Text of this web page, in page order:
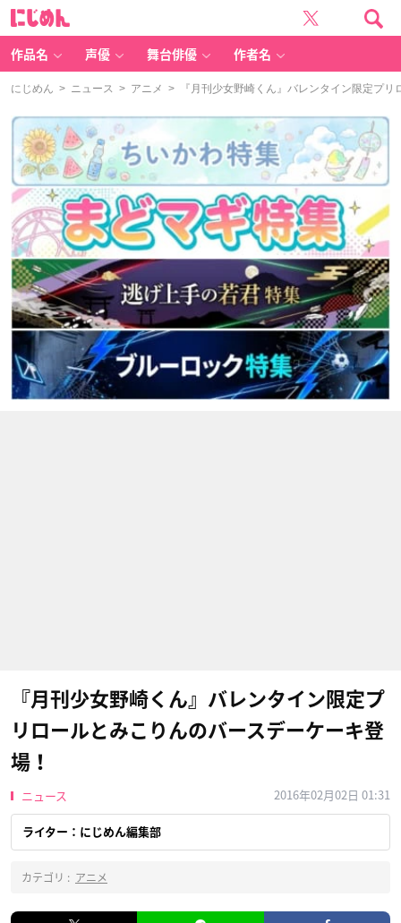
作品名 声優 舞台俳優 作者名
にじめん > ニュース > アニメ > 『月刊少女野崎くん』バレンタイン限定プリ
『月刊少女野崎くん』バレンタイン限定プ
リロールとみこりんのバースデーケーキ登
場！
ニュース 2016年02月02日 01:31
ライター：にじめん編集部
カテゴリ : アニメ